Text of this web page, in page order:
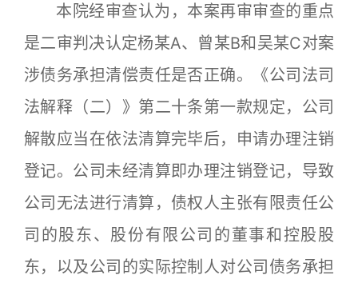
本院经审查认为，本案再审审查的重点
是二审判决认定杨某A、曾某B和吴某C对案
涉债务承担清偿责任是否正确。《公司法司
法解释（二）》第二十条第一款规定，公司
解散应当在依法清算完毕后，申请办理注销
登记。公司未经清算即办理注销登记，导致
公司无法进行清算，债权人主张有限责任公
司的股东、股份有限公司的董事和控股股
东，以及公司的实际控制人对公司债务承担